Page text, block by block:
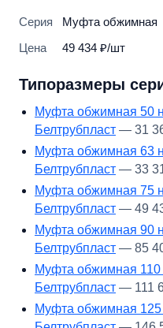
Серия
Муфта обжимная
Цена
49 434 ₽/шт
Типоразмеры
Муфта обжимная 50
Белтрубпласт — 31
Муфта обжимная 63
Белтрубпласт — 33
Муфта обжимная 75
Белтрубпласт — 49
Муфта обжимная 90
Белтрубпласт — 85
Муфта обжимная 110
Белтрубпласт — 111
Муфта обжимная 125